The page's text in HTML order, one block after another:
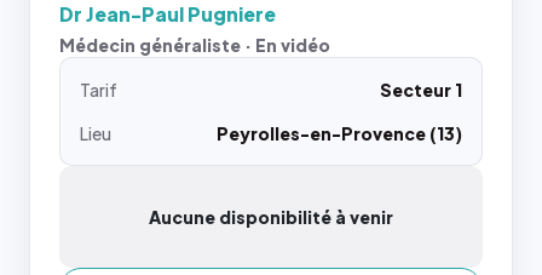
Dr Jean-Paul Pugniere
Médecin généraliste · En vidéo
Tarif
Secteur 1
Lieu
Peyrolles-en-Provence (13)
Aucune disponibilité à venir